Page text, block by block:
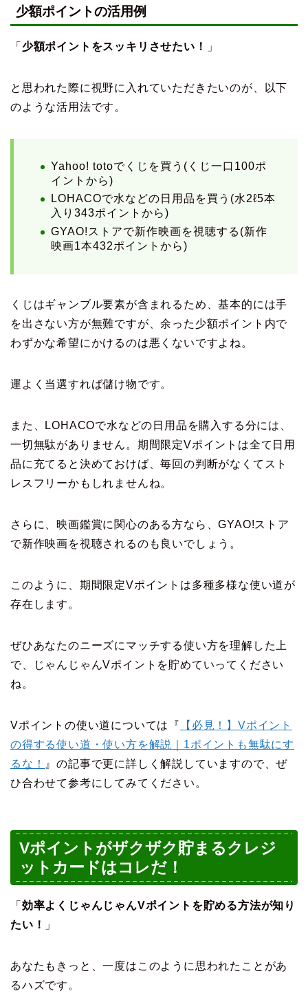
少額ポイントの活用例
「 少額ポイントをスッキリさせたい！ 」
と思われた際に視野に入れていただきたいのが、以下
のような活用法です。
Yahoo! totoでくじを買う(くじ一口100ポ
イントから)
LOHACOで水などの日用品を買う(水2ℓ5本
入り343ポイントから)
GYAO!ストアで新作映画を視聴する(新作
映画1本432ポイントから)
くじはギャンブル要素が含まれるため、基本的には手
を出さない方が無難ですが、余った少額ポイント内で
わずかな希望にかけるのは悪くないですよね。
運よく当選すれば儲け物です。
また、LOHACOで水などの日用品を購入する分には、
一切無駄がありません。期間限定Vポイントは全て日用
品に充てると決めておけば、毎回の判断がなくてスト
レスフリーかもしれませんね。
さらに、映画鑑賞に関心のある方なら、GYAO!ストア
で新作映画を視聴されるのも良いでしょう。
このように、期間限定Vポイントは多種多様な使い道が
存在します。
ぜひあなたのニーズにマッチする使い方を理解した上
で、じゃんじゃんVポイントを貯めていってください
ね。
Vポイントの使い道については『
【必見！】Vポイント
の得する使い道・使い方を解説｜1ポイントも無駄にす
るな！
』の記事で更に詳しく解説していますので、ぜ
ひ合わせて参考にしてみてください。
Vポイントがザクザク貯まるクレジ
ットカードはコレだ！
「 効率よくじゃんじゃんVポイントを貯める方法が知り
たい！
」
あなたもきっと、一度はこのように思われたことがあ
るハズです。